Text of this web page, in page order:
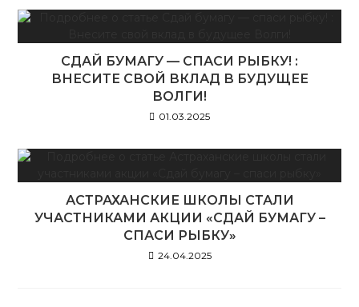
СДАЙ БУМАГУ — СПАСИ РЫБКУ! :
ВНЕСИТЕ СВОЙ ВКЛАД В БУДУЩЕЕ
ВОЛГИ!
01.03.2025
АСТРАХАНСКИЕ ШКОЛЫ СТАЛИ
УЧАСТНИКАМИ АКЦИИ «СДАЙ БУМАГУ –
СПАСИ РЫБКУ»
24.04.2025